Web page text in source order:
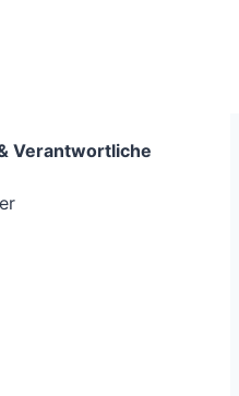
Verantwortliche